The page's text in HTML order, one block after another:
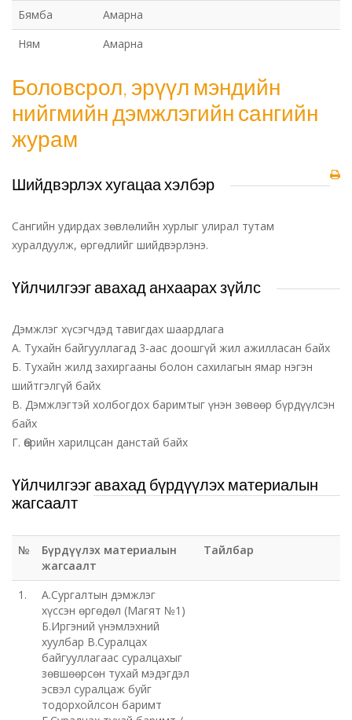
Бямба
Амарна
Ням
Амарна
Боловсрол, эрүүл мэндийн
нийгмийн дэмжлэгийн сангийн
журам
Шийдвэрлэх хугацаа хэлбэр
Сангийн удирдах зөвлөлийн хурлыг улирал тутам
хуралдуулж, өргөдлийг шийдвэрлэнэ.
Үйлчилгээг авахад анхаарах зүйлс
Дэмжлэг хүсэгчдэд тавигдах шаардлага
А. Тухайн байгууллагад 3-аас доошгүй жил ажилласан байх
Б. Тухайн жилд захиргааны болон сахилагын ямар нэгэн
шийтгэлгүй байх
В. Дэмжлэгтэй холбогдох баримтыг үнэн зөвөөр бүрдүүлсэн
байх
Г. Өөрийн харилцсан данстай байх
Үйлчилгээг авахад бүрдүүлэх материалын
жагсаалт
№
Бүрдүүлэх материалын
жагсаалт
Тайлбар
1.
А.Сургалтын дэмжлэг
хүссэн өргөдөл (Магят №1)
Б.Иргэний үнэмлэхний
хуулбар В.Суралцах
байгууллагаас суралцахыг
зөвшөөрсөн тухай мэдэгдэл
эсвэл суралцаж буйг
тодорхойлсон баримт